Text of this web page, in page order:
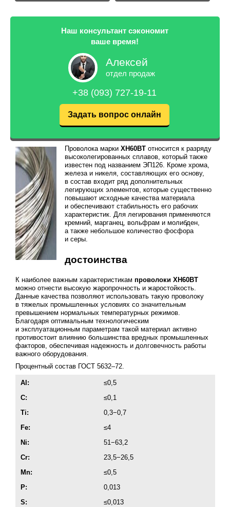
Наш консультант сэкономит
ваше время!
Алексей
отдел продаж
+38 (093) 727-19-11
Задать вопрос онлайн
Проволока марки ХН60ВТотносится к разряду
высоколегированных сплавов, который также
известен под названием ЭП126. Кроме хрома,
железа и никеля, составляющих его основу,
в состав входит ряд дополнительных
легирующих элементов, которые существенно
повышают исходные качества материала
и обеспечивают стабильность его рабочих
характеристик. Для легирования применяются
кремний, марганец, вольфрам и молибден,
а также небольшое количество фосфора
и серы.
достоинства
К наиболее важным характеристикам проволоки ХН60ВТ
можно отнести высокую жаропрочность и жаростойкость.
Данные качества позволяют использовать такую проволоку
в тяжелых промышленных условиях со значительным
превышением нормальных температурных режимов.
Благодаря оптимальным технологическим
и эксплуатационным параметрам такой материал активно
противостоит влиянию большинства вредных промышленных
факторов, обеспечивая надежность и долговечность работы
важного оборудования.
Процентный состав ГОСТ 5632–72.
Al:
≤0,5
C:
≤0,1
Ti:
0,3−0,7
Fe:
≤4
Ni:
51−63,2
Cr:
23,5−26,5
Mn:
≤0,5
P:
0,013
S:
≤0,013